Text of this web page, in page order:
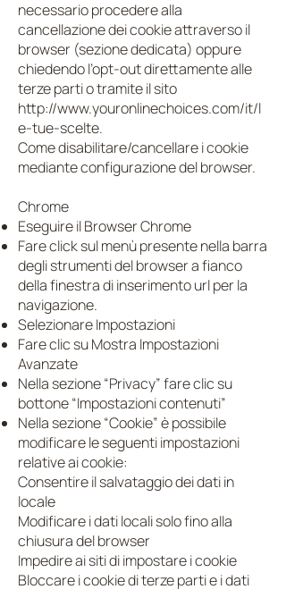
necessario procedere alla
cancellazione dei cookie attraverso il
browser (sezione dedicata) oppure
chiedendo l’opt-out direttamente alle
terze parti o tramite il sito
http://www.youronlinechoices.com/it/l
e-tue-scelte.
Come disabilitare/cancellare i cookie
mediante configurazione del browser.
Chrome
Eseguire il Browser Chrome
Fare click sul menù presente nella barra
degli strumenti del browser a fianco
della finestra di inserimento url per la
navigazione.
Selezionare Impostazioni
Fare clic su Mostra Impostazioni
Avanzate
Nella sezione “Privacy” fare clic su
bottone “Impostazioni contenuti”
Nella sezione “Cookie” è possibile
modificare le seguenti impostazioni
relative ai cookie:
Consentire il salvataggio dei dati in
locale
Modificare i dati locali solo fino alla
chiusura del browser
Impedire ai siti di impostare i cookie
Bloccare i cookie di terze parti e i dati